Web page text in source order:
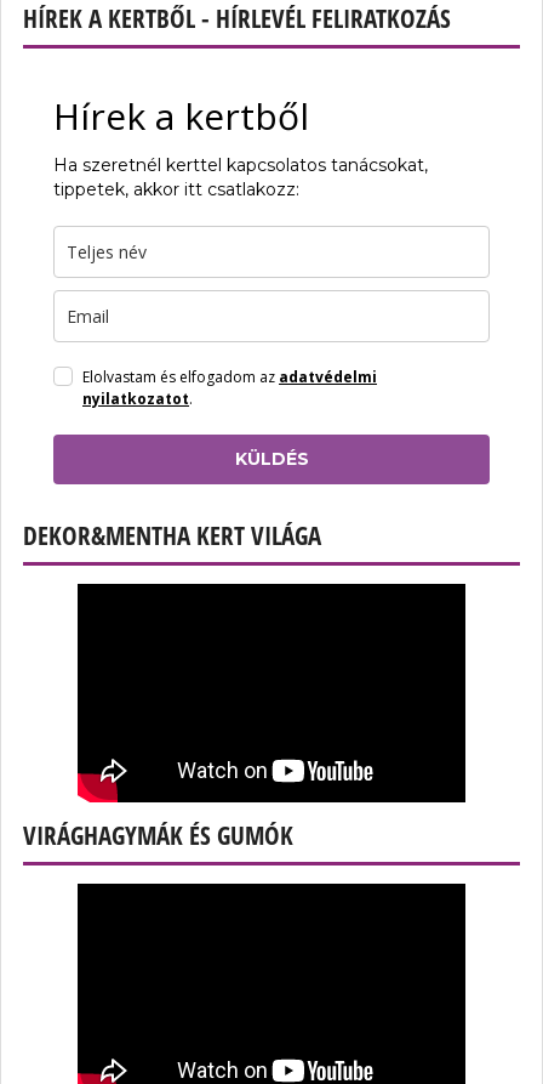
HÍREK A KERTBŐL - HÍRLEVÉL FELIRATKOZÁS
Hírek a kertből
Ha szeretnél kerttel kapcsolatos tanácsokat,
tippetek, akkor itt csatlakozz:
Elolvastam és elfogadom az adatvédelmi
nyilatkozatot.
KÜLDÉS
DEKOR&MENTHA KERT VILÁGA
VIRÁGHAGYMÁK ÉS GUMÓK